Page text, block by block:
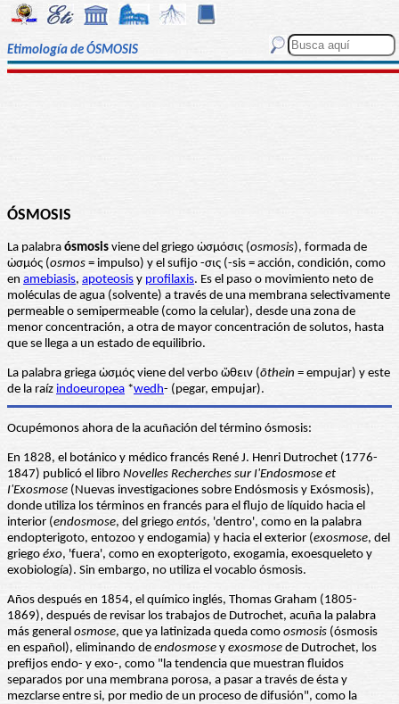
Etimología de ÓSMOSIS
ÓSMOSIS
La palabra ósmosis viene del griego ὠσμόσις (osmosis), formada de
ὠσμός (osmos = impulso) y el sufijo -σις (-sis = acción, condición, como
en amebiasis, apoteosis y profilaxis. Es el paso o movimiento neto de
moléculas de agua (solvente) a través de una membrana selectivamente
permeable o semipermeable (como la celular), desde una zona de
menor concentración, a otra de mayor concentración de solutos, hasta
que se llega a un estado de equilibrio.
La palabra griega ὠσμός viene del verbo ὤθειν (ōthein = empujar) y este
de la raíz indoeuropea *wedh- (pegar, empujar).
Ocupémonos ahora de la acuñación del término ósmosis:
En 1828, el botánico y médico francés René J. Henri Dutrochet (1776-
1847) publicó el libro Novelles Recherches sur I'Endosmose et
I'Exosmose (Nuevas investigaciones sobre Endósmosis y Exósmosis),
donde utiliza los términos en francés para el flujo de líquido hacia el
interior (endosmose, del griego entós, 'dentro', como en la palabra
endopterigoto, entozoo y endogamia) y hacia el exterior (exosmose, del
griego éxo, 'fuera', como en exopterigoto, exogamia, exoesqueleto y
exobiología). Sin embargo, no utiliza el vocablo ósmosis.
Años después en 1854, el químico inglés, Thomas Graham (1805-
1869), después de revisar los trabajos de Dutrochet, acuña la palabra
más general osmose, que ya latinizada queda como osmosis (ósmosis
en español), eliminando de endosmose y exosmose de Dutrochet, los
prefijos endo- y exo-, como "la tendencia que muestran fluidos
separados por una membrana porosa, a pasar a través de ésta y
mezclarse entre si, por medio de un proceso de difusión", como la